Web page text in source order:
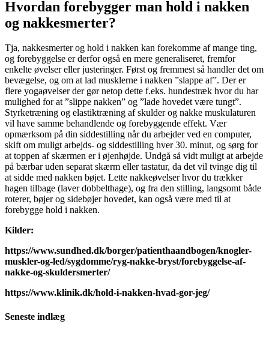
Hvordan forebygger man hold i nakken
og nakkesmerter?
Tja, nakkesmerter og hold i nakken kan forekomme af mange ting,
og forebyggelse er derfor også en mere generaliseret, fremfor
enkelte øvelser eller justeringer. Først og fremmest så handler det om
bevægelse, og om at lad musklerne i nakken ”slappe af”. Der er
flere yogaøvelser der gør netop dette f.eks. hundestræk hvor du har
mulighed for at ”slippe nakken” og ”lade hovedet være tungt”.
Styrketræning og elastiktræning af skulder og nakke muskulaturen
vil have samme behandlende og forebyggende effekt. Vær
opmærksom på din siddestilling når du arbejder ved en computer,
skift om muligt arbejds- og siddestilling hver 30. minut, og sørg for
at toppen af skærmen er i øjenhøjde. Undgå så vidt muligt at arbejde
på bærbar uden separat skærm eller tastatur, da det vil tvinge dig til
at sidde med nakken bøjet. Lette nakkeøvelser hvor du trækker
hagen tilbage (laver dobbelthage), og fra den stilling, langsomt både
roterer, bøjer og sidebøjer hovedet, kan også være med til at
forebygge hold i nakken.
Kilder:
https://www.sundhed.dk/borger/patienthaandbogen/knogler-
muskler-og-led/sygdomme/ryg-nakke-bryst/forebyggelse-af-
nakke-og-skuldersmerter/
https://www.klinik.dk/hold-i-nakken-hvad-gor-jeg/
Seneste indlæg